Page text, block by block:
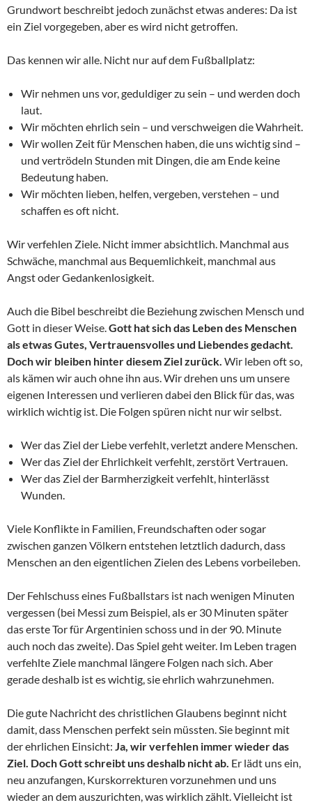
Grundwort beschreibt jedoch zunächst etwas anderes: Da ist
ein Ziel vorgegeben, aber es wird nicht getroffen.
Das kennen wir alle. Nicht nur auf dem Fußballplatz:
Wir nehmen uns vor, geduldiger zu sein – und werden doch
laut.
Wir möchten ehrlich sein – und verschweigen die Wahrheit.
Wir wollen Zeit für Menschen haben, die uns wichtig sind –
und vertrödeln Stunden mit Dingen, die am Ende keine
Bedeutung haben.
Wir möchten lieben, helfen, vergeben, verstehen – und
schaffen es oft nicht.
Wir verfehlen Ziele. Nicht immer absichtlich. Manchmal aus
Schwäche, manchmal aus Bequemlichkeit, manchmal aus
Angst oder Gedankenlosigkeit.
Auch die Bibel beschreibt die Beziehung zwischen Mensch und
Gott in dieser Weise. Gott hat sich das Leben des Menschen
als etwas Gutes, Vertrauensvolles und Liebendes gedacht.
Doch wir bleiben hinter diesem Ziel zurück. Wir leben oft so,
als kämen wir auch ohne ihn aus. Wir drehen uns um unsere
eigenen Interessen und verlieren dabei den Blick für das, was
wirklich wichtig ist. Die Folgen spüren nicht nur wir selbst.
Wer das Ziel der Liebe verfehlt, verletzt andere Menschen.
Wer das Ziel der Ehrlichkeit verfehlt, zerstört Vertrauen.
Wer das Ziel der Barmherzigkeit verfehlt, hinterlässt
Wunden.
Viele Konflikte in Familien, Freundschaften oder sogar
zwischen ganzen Völkern entstehen letztlich dadurch, dass
Menschen an den eigentlichen Zielen des Lebens vorbeileben.
Der Fehlschuss eines Fußballstars ist nach wenigen Minuten
vergessen (bei Messi zum Beispiel, als er 30 Minuten später
das erste Tor für Argentinien schoss und in der 90. Minute
auch noch das zweite). Das Spiel geht weiter. Im Leben tragen
verfehlte Ziele manchmal längere Folgen nach sich. Aber
gerade deshalb ist es wichtig, sie ehrlich wahrzunehmen.
Die gute Nachricht des christlichen Glaubens beginnt nicht
damit, dass Menschen perfekt sein müssten. Sie beginnt mit
der ehrlichen Einsicht: Ja, wir verfehlen immer wieder das
Ziel. Doch Gott schreibt uns deshalb nicht ab. Er lädt uns ein,
neu anzufangen, Kurskorrekturen vorzunehmen und uns
wieder an dem auszurichten, was wirklich zählt. Vielleicht ist